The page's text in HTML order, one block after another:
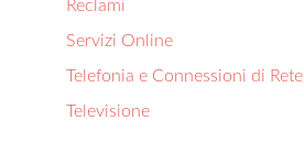
Reclami
Servizi Online
Telefonia e Connessioni di Rete
Televisione